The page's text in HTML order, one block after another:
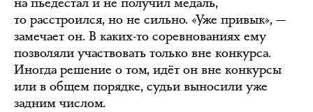
то расстроился, но не сильно. «Уже привык», —
замечает он. В каких-то соревнованиях ему
позволяли участвовать только вне конкурса.
Иногда решение о том, идёт он вне конкурсы
или в общем порядке, судьи выносили уже
задним числом.